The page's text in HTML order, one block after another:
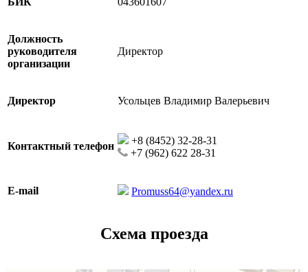
Должность
руководителя
организации
Директор
Директор Усольцев Владимир Валерьевич
Контактный телефон
+8 (8452) 32-28-31
+7 (962) 622 28-31
E-mail Promuss64@yandex.ru
Схема проезда